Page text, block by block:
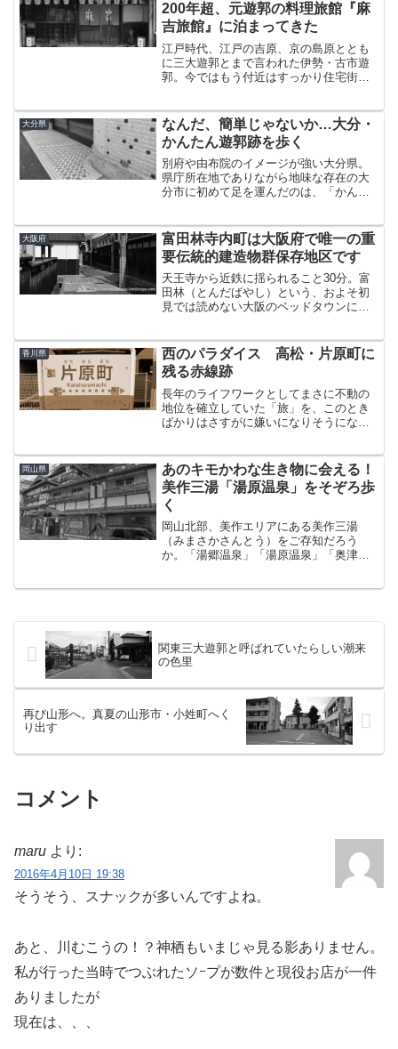
200年超、元遊郭の料理旅館『麻
吉旅館』に泊まってきた
江戸時代、江戸の吉原、京の島原ととも
に三大遊郭とまで言われた伊勢・古市遊
郭。今ではもう付近はすっかり住宅街に
を今に伝える建物がある。それが『麻吉
旅館』である。今回の三重...
大分県
なんだ、簡単じゃないか…大分・
かんたん遊郭跡を歩く
別府や由布院のイメージが強い大分県。
県庁所在地でありながら地味な存在の大
分市に初めて足を運んだのは、「かんた
無事に目的地にたどり着けるのか不安に
なりながら車を走らせてい...
大阪府
富田林寺内町は大阪府で唯一の重
要伝統的建造物群保存地区です
天王寺から近鉄に揺られること30分。富
田林（とんだばやし）という、およそ初
見では読めない大阪のベッドタウンに江
地区）に選定されているそのエリアは、
巷では「寺内町（じない...
香川県
西のパラダイス 高松・片原町に
残る赤線跡
長年のライフワークとしてまさに不動の
地位を確立していた「旅」を、このとき
ばかりはさすがに嫌いになりそうになっ
へ出かけていた。韓国から戻り、中二日
で沖縄へ。沖縄から戻り、...
岡山県
あのキモかわな生き物に会える！
美作三湯「湯原温泉」をそぞろ歩
く
岡山北部、美作エリアにある美作三湯
（みまさかさんとう）をご存知だろう
か。「湯郷温泉」「湯原温泉」「奥津温
関東三大遊郭と呼ばれていたらしい潮来
の色里
再び山形へ。真夏の山形市・小姓町へく
り出す
コメント
maru より:
2016年4月10日 19:38
そうそう、スナックが多いんですよね。
あと、川むこうの！？神栖もいまじゃ見る影ありません。
私が行った当時でつぶれたソｰプが数件と現役お店が一件
ありましたが
現在は、、、